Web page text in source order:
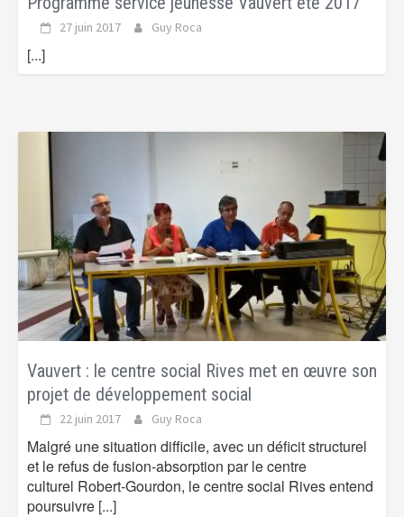
27 juin 2017 Guy Roca
[...]
Vauvert : le centre social Rives met en œuvre son
projet de développement social
22 juin 2017 Guy Roca
Malgré une situation difficile, avec un déficit structurel
et le refus de fusion-absorption par le centre
culturel Robert-Gourdon, le centre social Rives entend
poursuivre [...]